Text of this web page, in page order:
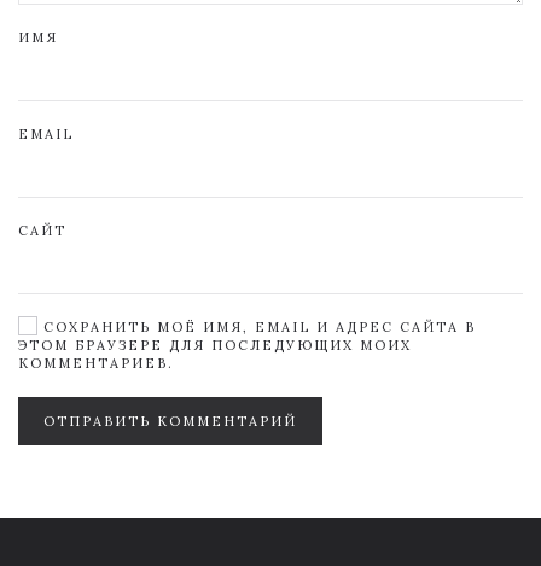
ИМЯ
EMAIL
САЙТ
СОХРАНИТЬ МОЁ ИМЯ, EMAIL И АДРЕС САЙТА В
ЭТОМ БРАУЗЕРЕ ДЛЯ ПОСЛЕДУЮЩИХ МОИХ
КОММЕНТАРИЕВ.
ОТПРАВИТЬ КОММЕНТАРИЙ